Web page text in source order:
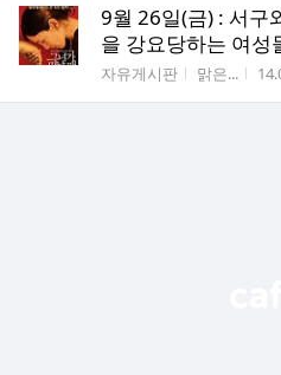
9월 26일(금) : 서구
을 강요당하는 여성
게시판명
자유게시판 작성자
맑은... 작